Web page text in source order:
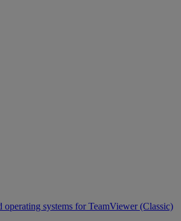
operating systems for TeamViewer (Classic)